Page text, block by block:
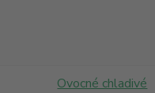
Ovocné chladivé